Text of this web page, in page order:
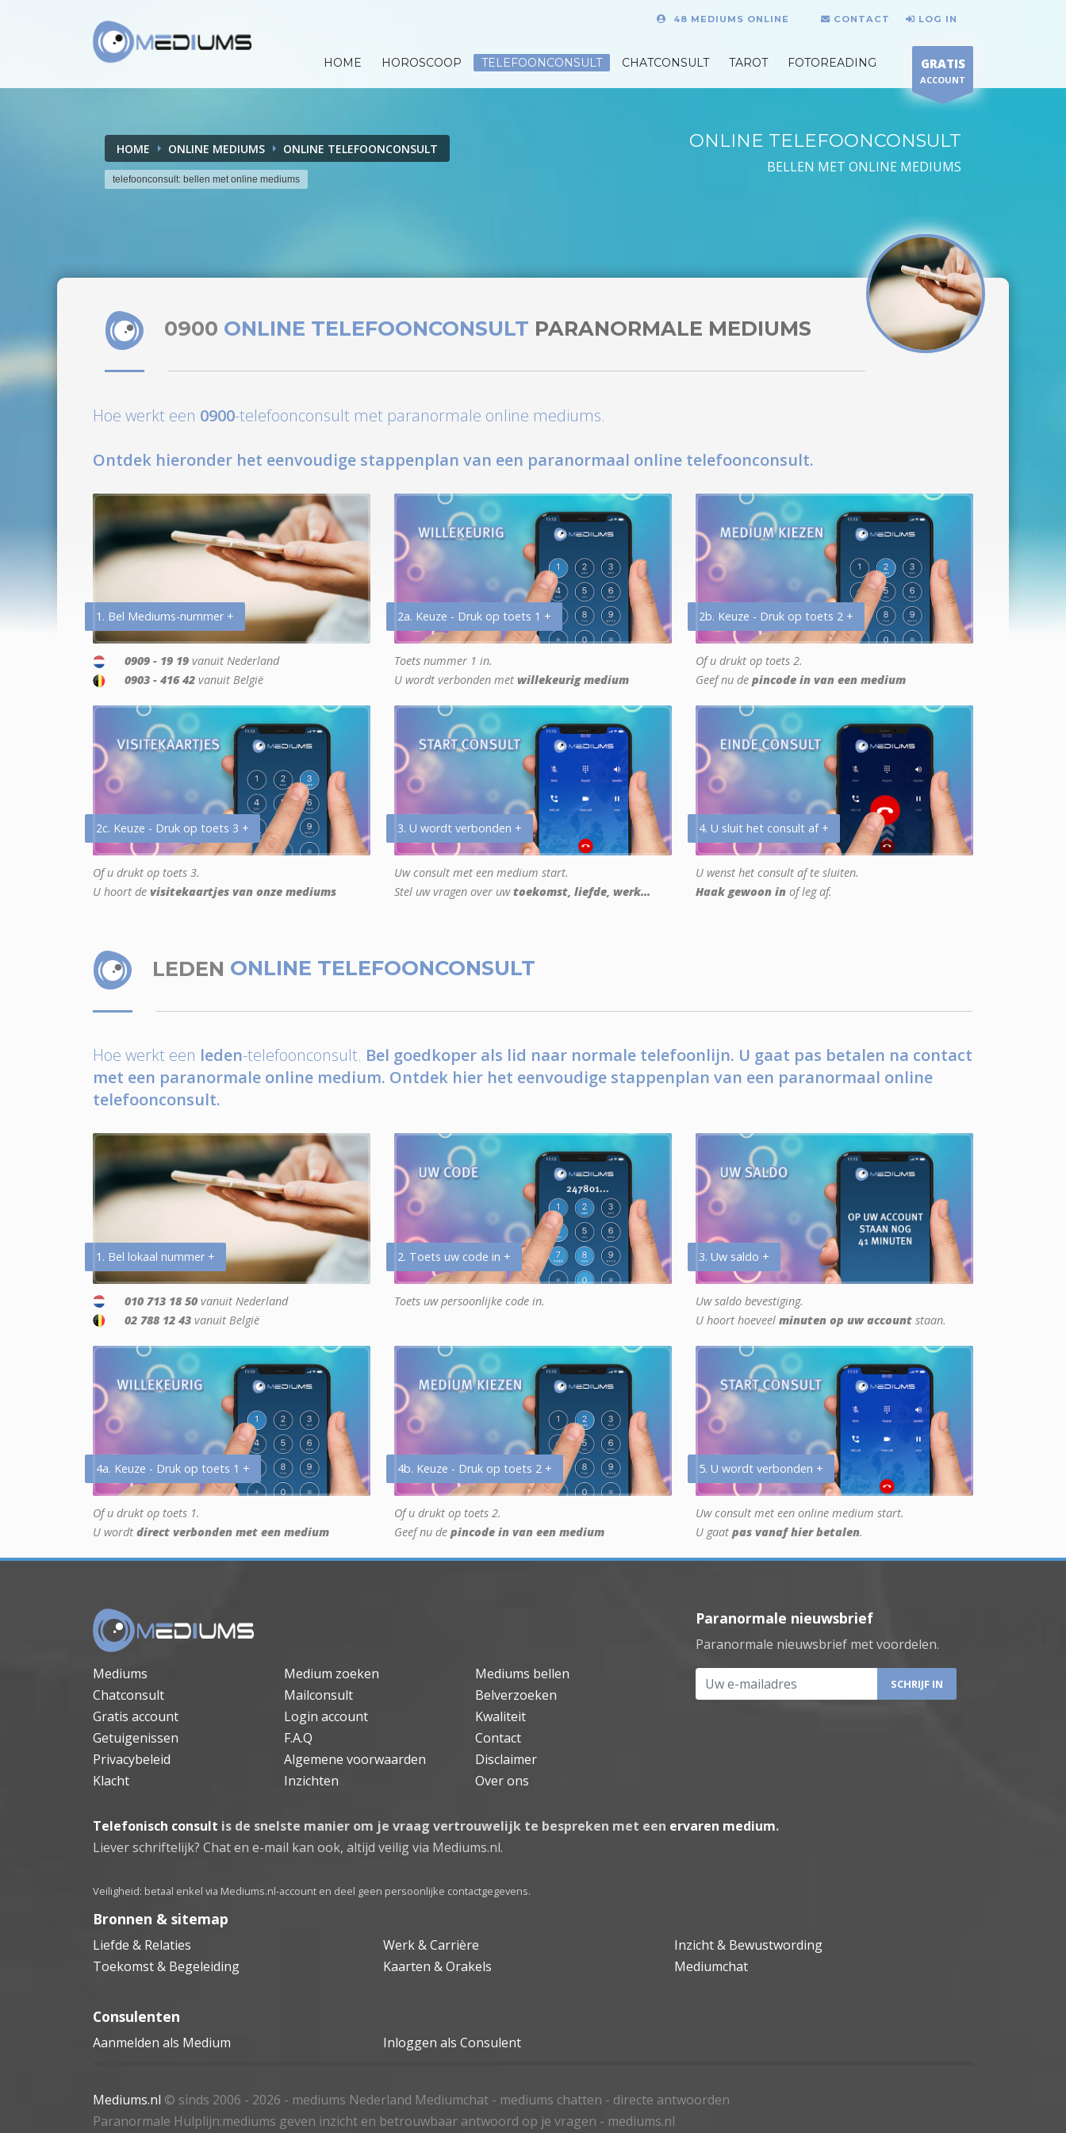
48 MEDIUMS ONLINE CONTACT LOG IN
HOME HOROSCOOP TELEFOONCONSULT CHATCONSULT TAROT FOTOREADING GRATIS
ACCOUNT
HOME ONLINE MEDIUMS ONLINE TELEFOONCONSULT
telefoonconsult: bellen met online mediums
ONLINE TELEFOONCONSULT
BELLEN MET ONLINE MEDIUMS
0900 ONLINE TELEFOONCONSULT PARANORMALE MEDIUMS
Hoe werkt een 0900-telefoonconsult met paranormale online mediums.
Ontdek hieronder het eenvoudige stappenplan van een paranormaal online telefoonconsult.
1. Bel Mediums-nummer +
0909 - 19 19 vanuit Nederland
0903 - 416 42 vanuit België
2a. Keuze - Druk op toets 1 +
Toets nummer 1 in.
U wordt verbonden met willekeurig medium
2b. Keuze - Druk op toets 2 +
Of u drukt op toets 2.
Geef nu de pincode in van een medium
2c. Keuze - Druk op toets 3 +
Of u drukt op toets 3.
U hoort de visitekaartjes van onze mediums
3. U wordt verbonden +
Uw consult met een medium start.
Stel uw vragen over uwtoekomst, liefde, werk...
4. U sluit het consult af +
U wenst het consult af te sluiten.
Haak gewoon in of leg af.
LEDEN ONLINE TELEFOONCONSULT
Hoe werkt een leden-telefoonconsult. Bel goedkoper als lid naar normale telefoonlijn. U gaat pas betalen na contact
met een paranormale online medium. Ontdek hier het eenvoudige stappenplan van een paranormaal online
telefoonconsult.
1. Bel lokaal nummer +
010 713 18 50 vanuit Nederland
02 788 12 43 vanuit België
2. Toets uw code in +
Toets uw persoonlijke code in.
3. Uw saldo +
Uw saldo bevestiging.
U hoort hoeveel minuten op uw account staan.
4a. Keuze - Druk op toets 1 +
Of u drukt op toets 1.
U wordt direct verbonden met een medium
4b. Keuze - Druk op toets 2 +
Of u drukt op toets 2.
Geef nu de pincode in van een medium
5. U wordt verbonden +
Uw consult met een online medium start.
U gaat pas vanaf hier betalen.
Mediums Medium zoeken
Mediums bellen
Chatconsult
Mailconsult
Belverzoeken
Gratis account
Login account
Kwaliteit
Getuigenissen
F.A.Q
Contact
Privacybeleid
Algemene voorwaarden
Disclaimer
Klacht
Inzichten Over ons
Paranormale nieuwsbrief
Paranormale nieuwsbrief met voordelen.
Uw e-mailadres
Telefonisch consult is de snelste manier om je vraag vertrouwelijk te bespreken met een ervaren medium.
Liever schriftelijk? Chat en e-mail kan ook, altijd veilig via Mediums.nl.
Veiligheid: betaal enkel via Mediums.nl-account en deel geen persoonlijke contactgegevens.
Bronnen & sitemap
Liefde & Relaties Werk & Carrière
Inzicht & Bewustwording
Toekomst & Begeleiding
Kaarten & Orakels Mediumchat
Consulenten
Aanmelden als Medium Inloggen als Consulent
Mediums.nl © sinds 2006 - 2026 - mediums Nederland Mediumchat - mediums chatten - directe antwoorden
Paranormale Hulplijn:mediums geven inzicht en betrouwbaar antwoord op je vragen - mediums.nl